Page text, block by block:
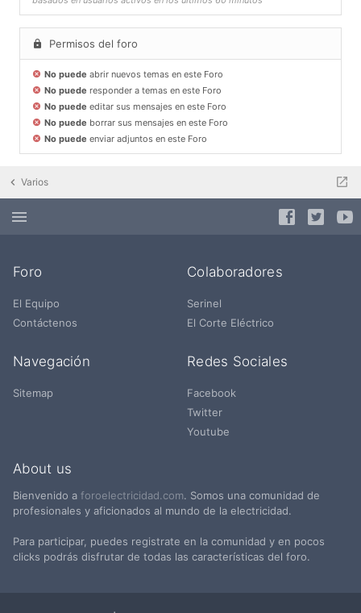
Permisos del foro
No puede abrir nuevos temas en este Foro
No puede responder a temas en este Foro
No puede editar sus mensajes en este Foro
No puede borrar sus mensajes en este Foro
No puede enviar adjuntos en este Foro
Varios
Foro
El Equipo
Contáctenos
Colaboradores
Serinel
El Corte Eléctrico
Navegación
Sitemap
Redes Sociales
Facebook
Twitter
Youtube
About us
Bienvenido a foroelectricidad.com. Somos una comunidad de
profesionales y aficionados al mundo de la electricidad.
Para participar, puedes registrate en la comunidad y en pocos
clicks podrás disfrutar de todas las características del foro.